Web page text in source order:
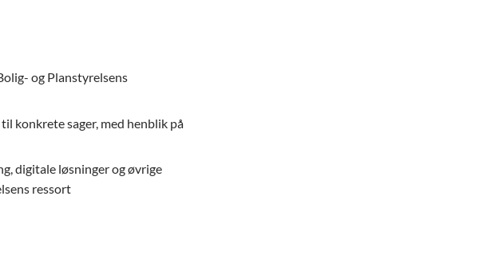
og Planstyrelsens
konkrete sager, med henblik på
digitale løsninger og øvrige
ressort